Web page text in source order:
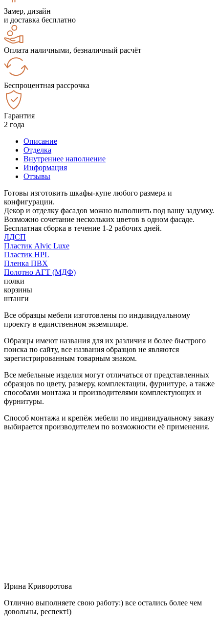
Замер, дизайн
и доставка бесплатно
Оплата наличными, безналичный расчёт
Беспроцентная рассрочка
Гарантия
2 года
Описание
Отделка
Внутреннее наполнение
Информация
Отзывы
Готовы изготовить шкафы-купе любого размера и
конфигурации.
Декор и отделку фасадов можно выполнить под вашу задумку.
Возможно сочетание нескольких цветов в одном фасаде.
Бесплатная сборка в течение 1-2 рабочих дней.
ЛДСП
Пластик Alvic Luxe
Пластик HPL
Пленка ПВХ
Полотно АГТ (МДФ)
полки
корзины
штанги
Все образцы мебели изготовлены по индивидуальному
проекту в единственном экземпляре.
Образцы имеют названия для их различия и более быстрого
поиска по сайту, все названия образцов не являются
зарегистрированным товарным знаком.
Все мебельные изделия могут отличаться от представленных
образцов по цвету, размеру, комплектации, фурнитуре, а также
способами монтажа и производителями комплектующих и
фурнитуры.
Способ монтажа и крепёж мебели по индивидуальному заказу
выбирается производителем по возможности её применения.
Ирина Криворотова
Отлично выполняете свою работу:) все остались более чем
довольны, респект!)